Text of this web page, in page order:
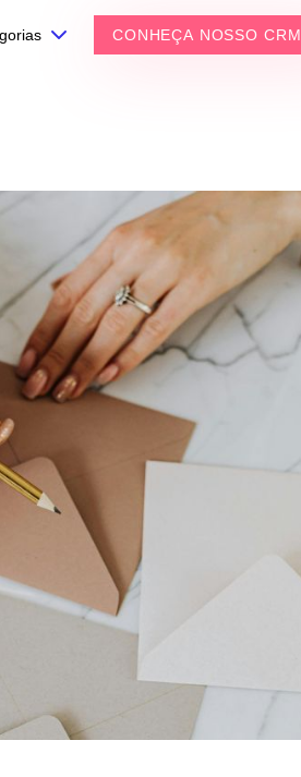
CONHEÇA NOSSO CRM